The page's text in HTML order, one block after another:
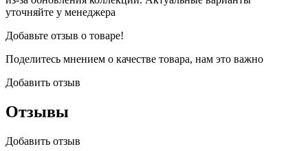
уточняйте у менеджера
Добавьте отзыв о товаре!
Поделитесь мнением о качестве товара, нам это важно
Добавить отзыв
Отзывы
Добавить отзыв